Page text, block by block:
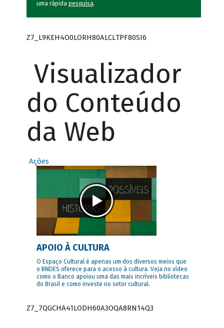
uma rápida pesquisa.
Z7_L9KEH4O0LORH80ALCLTPF80SI6
Visualizador
do Conteúdo
da Web
Ações
APOIO À CULTURA
O Espaço Cultural é apenas um dos diversos meios que
o BNDES oferece para o acesso à cultura. Veja no vídeo
como o Banco apoiou uma das mais incríveis bibliotecas
do Brasil e como investe no setor cultural.
Z7_7QGCHA41LODH60A3OQA8RN14Q3